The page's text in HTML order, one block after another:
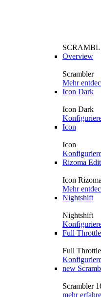
Overview
Scrambler
Mehr
Icon Dark
Icon Dark
Icon
Icon
Rizoma
Icon Rizoma
Mehr
Nightshift
Nightshift
Full Throttle
Full Throttle
new
Scrambler
mehr